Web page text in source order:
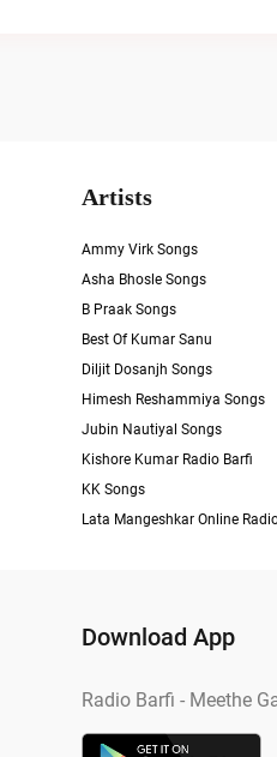
Artists
Ammy Virk Songs
Asha Bhosle Songs
B Praak Songs
Best Of Kumar Sanu
Diljit Dosanjh Songs
Himesh Reshammiya Songs
Jubin Nautiyal Songs
Kishore Kumar Radio Barfi
KK Songs
Lata Mangeshkar Online
Download App
Radio Barfi - Meethe